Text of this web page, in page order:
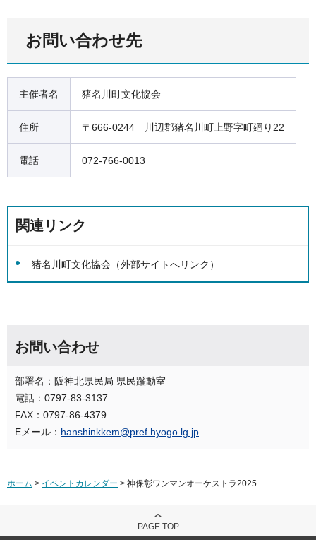
お問い合わせ先
主催者名 猪名川町文化協会
住所 〒666-0244 川辺郡猪名川町上野字町廻り22
電話 072-766-0013
関連リンク
猪名川町文化協会（外部サイトへリンク）
お問い合わせ
部署名：阪神北県民局 県民躍動室
電話：0797-83-3137
FAX：0797-86-4379
Eメール： hanshinkkem@pref.hyogo.lg.jp
ホーム > イベントカレンダー > 神保彰ワンマンオーケストラ2025
PAGE TOP